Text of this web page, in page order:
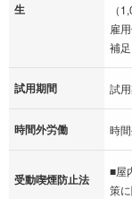
生
（
雇
補
試用期間 試
時間外労働 時
受動喫煙防止法
■屋
策